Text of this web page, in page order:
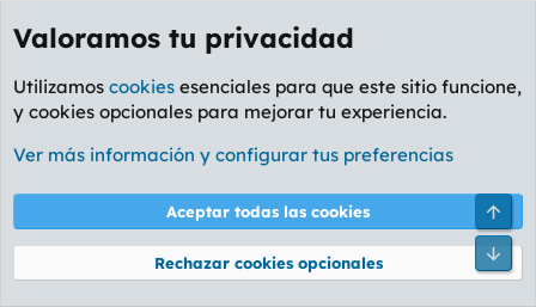
No voy a Cuba ni regalándome el billete.
Para ver este contenido, necesitaremos su consentimiento para
configurar cookies de terceros.
página de cookies.
Editado cobardemente:30 Nov 2025
R
Venisio
Valoramos tu privacidad
Utilizamos cookies esenciales para que este sitio funcione,
y cookies opcionales para mejorar tu experiencia.
Ver más información y configurar tus preferencias
Aceptar todas las cookies
Rechazar cookies opcionales
Pie